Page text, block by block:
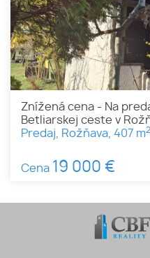
Znížená cena - Na
Betliarskej ceste v
Predaj, Rožňava, 407 m2
Cena 19 000 €